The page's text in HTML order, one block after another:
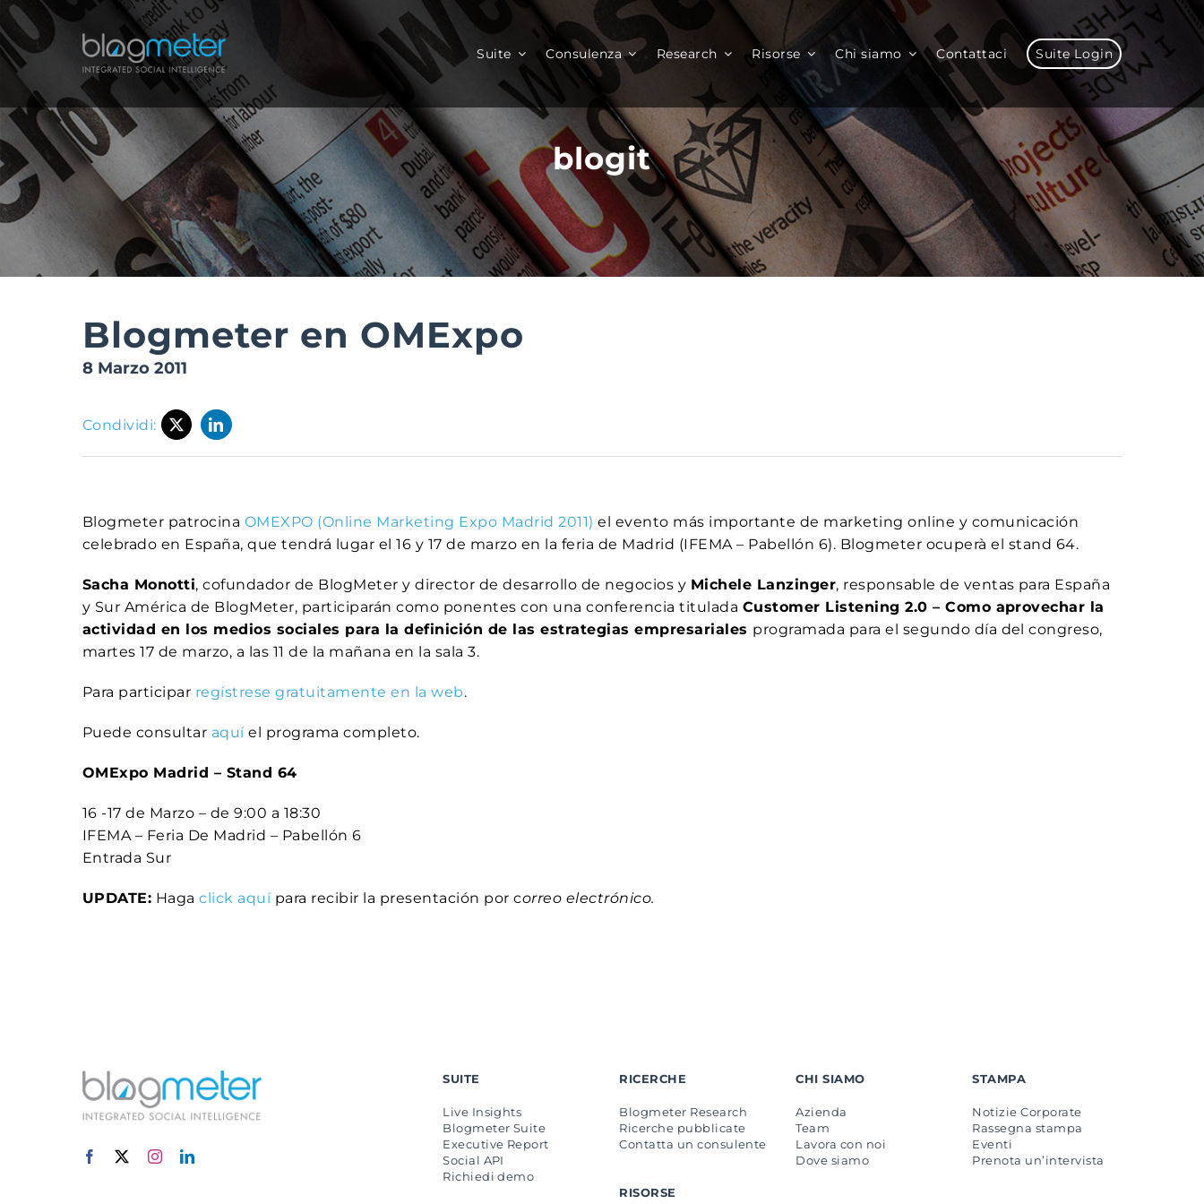
Salta
al
contenuto
Suite Consulenza Research Risorse Chi siamo Contattaci Suite Login
blogit
Blogmeter en OMExpo
8 Marzo 2011
Condividi:
Blogmeter patrocina OMEXPO (Online Marketing Expo Madrid 2011) el evento más importante de marketing online y comunicación
celebrado en España, que tendrá lugar el 16 y 17 de marzo en la feria de Madrid (IFEMA – Pabellón 6). Blogmeter ocuperà el stand 64.
Sacha Monotti, cofundador de BlogMeter y director de desarrollo de negocios y Michele Lanzinger, responsable de ventas para España
y Sur América de BlogMeter, participarán como ponentes con una conferencia titulada Customer Listening 2.0 – Como aprovechar la
actividad en los medios sociales para la definición de las estrategias empresariales programada para el segundo día del congreso,
martes 17 de marzo, a las 11 de la mañana en la sala 3.
Para participar regístrese gratuitamente en la web.
Puede consultar aquíel programa completo.
OMExpo Madrid – Stand 64
16 -17 de Marzo – de 9:00 a 18:30
IFEMA – Feria De Madrid – Pabellón 6
Entrada Sur
UPDATE: Hagaclick aquípara recibir la presentación por correo electrónico.
SUITE
Live Insights
Blogmeter Suite
Executive Report
Social API
Richiedi demo
RICERCHE
Blogmeter Research
Ricerche pubblicate
Contatta un consulente
RISORSE
CHI SIAMO
Azienda
Team
Lavora con noi
Dove siamo
STAMPA
Notizie Corporate
Rassegna stampa
Eventi
Prenota un’intervista